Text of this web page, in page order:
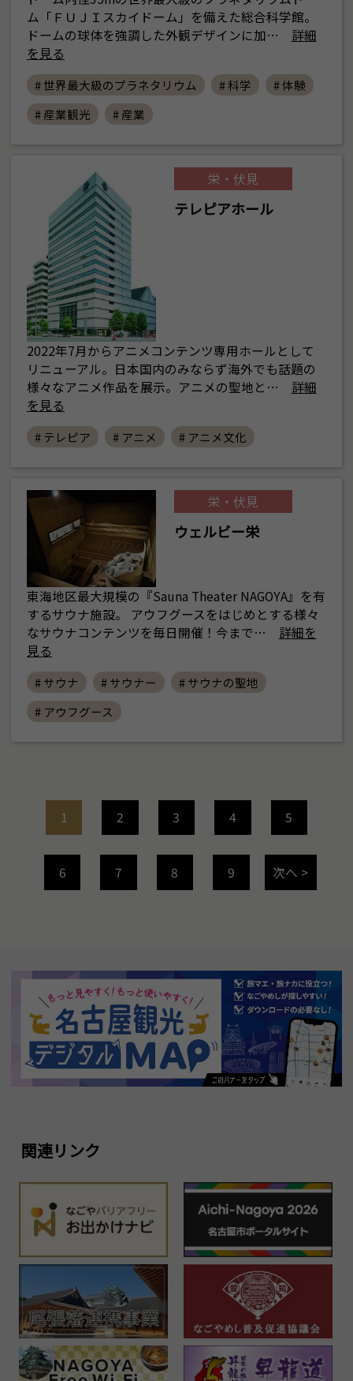
ム「ＦＵＪＩスカイドーム」を備えた総合科学館。
ドームの球体を強調した外観デザインに加…
詳細
を見る
# 世界最大級のプラネタリウム # 科学
# 体験
# 産業観光
# 産業
栄・伏見
テレピアホール
2022年7月からアニメコンテンツ専用ホールとして
リニューアル。日本国内のみならず海外でも話題の
様々なアニメ作品を展示。アニメの聖地と…
詳細
を見る
# テレピア # アニメ # アニメ文化
栄・伏見
ウェルビー栄
東海地区最大規模の『Sauna Theater NAGOYA』を有
するサウナ施設。 アウフグースをはじめとする様々
なサウナコンテンツを毎日開催！今まで…
詳細を
見る
# サウナ # サウナー
# サウナの聖地
# アウフグース
1 2 3 4 5
6 7 8 9 次へ >
関連リンク